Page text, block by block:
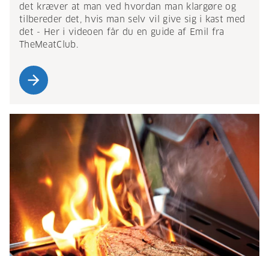
det kræver at man ved hvordan man klargøre og
tilbereder det, hvis man selv vil give sig i kast med
det - Her i videoen får du en guide af Emil fra
TheMeatClub.
arrow_forward